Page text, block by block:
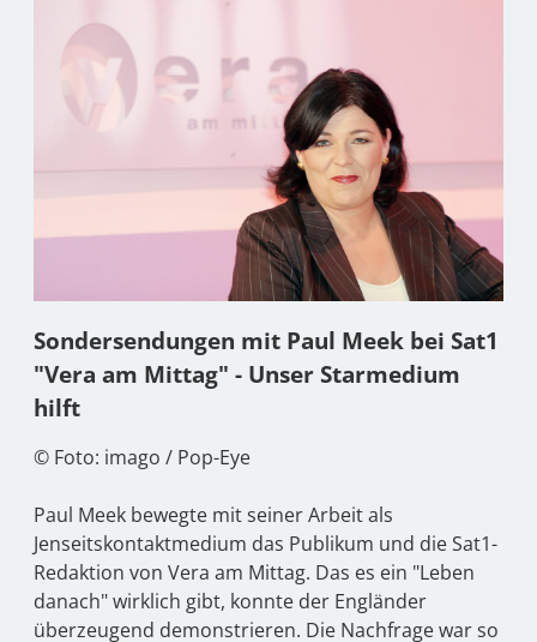
Sondersendungen mit Paul Meek bei Sat1
"Vera am Mittag" - Unser Starmedium
hilft
© Foto: imago / Pop-Eye
Paul Meek bewegte mit seiner Arbeit als
Jenseitskontaktmedium das Publikum und die Sat1-
Redaktion von Vera am Mittag. Das es ein "Leben
danach" wirklich gibt, konnte der Engländer
überzeugend demonstrieren. Die Nachfrage war so